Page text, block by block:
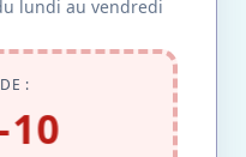
lundi au vendredi
:
10